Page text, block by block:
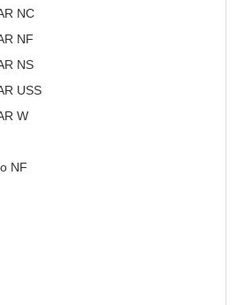
NC
NF
NS
USS
W
NF